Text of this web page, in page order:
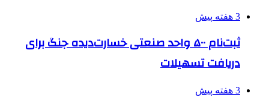
3 هفته پیش
ثبت‌نام ۵۰۰ واحد صنعتی خسارت‌دیده جنگ برای
دریافت تسهیلات
3 هفته پیش